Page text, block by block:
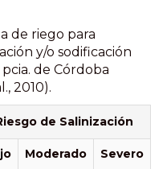
de riego para
y/o sodificación
de Córdoba
2010).
de Salinización
Moderado Severo